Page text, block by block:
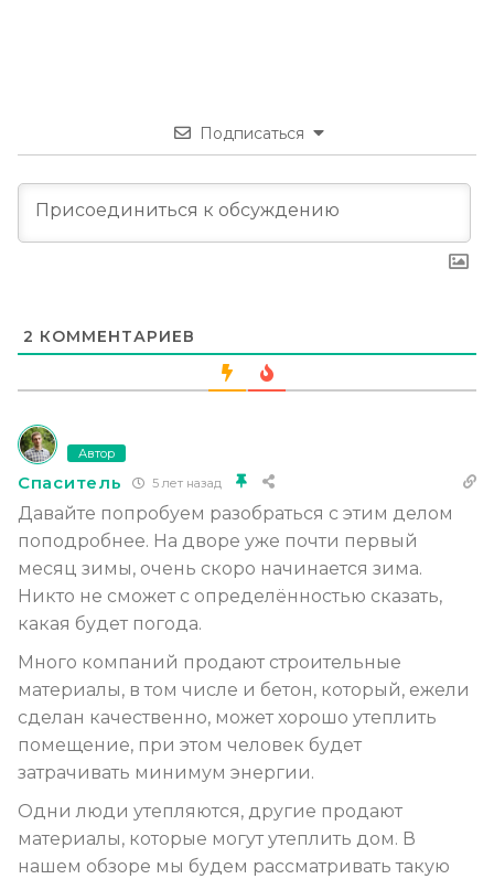
Подписаться
2 КОММЕНТАРИЕВ
Автор
Спаситель 5 лет назад
Давайте попробуем разобраться с этим делом
поподробнее. На дворе уже почти первый
месяц зимы, очень скоро начинается зима.
Никто не сможет с определённостью сказать,
какая будет погода.
Много компаний продают строительные
материалы, в том числе и бетон, который, ежели
сделан качественно, может хорошо утеплить
помещение, при этом человек будет
затрачивать минимум энергии.
Одни люди утепляются, другие продают
материалы, которые могут утеплить дом. В
нашем обзоре мы будем рассматривать такую